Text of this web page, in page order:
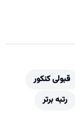
قبولی کنکور
رتبه برتر